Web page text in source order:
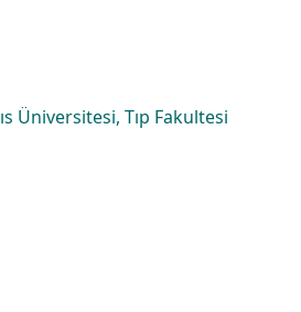
Üniversitesi, Tıp Fakultesi